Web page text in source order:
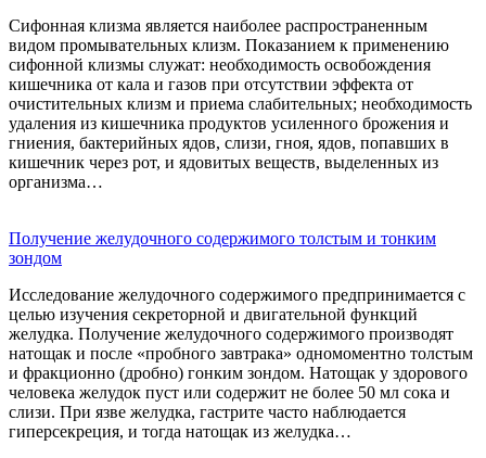
Сифонная клизма является наиболее распространенным
видом промывательных клизм. Показанием к применению
сифонной клизмы служат: необходимость освобождения
кишечника от кала и газов при отсутствии эффекта от
очистительных клизм и приема слабительных; необходимость
удаления из кишечника продуктов усиленного брожения и
гниения, бактерийных ядов, слизи, гноя, ядов, попавших в
кишечник через рот, и ядовитых веществ, выделенных из
организма…
Получение желудочного содержимого толстым и тонким
зондом
Исследование желудочного содержимого предпринимается с
целью изучения секреторной и двигательной функций
желудка. Получение желудочного содержимого производят
натощак и после «пробного завтрака» одномоментно толстым
и фракционно (дробно) гонким зондом. Натощак у здорового
человека желудок пуст или содержит не более 50 мл сока и
слизи. При язве желудка, гастрите часто наблюдается
гиперсекреция, и тогда натощак из желудка…